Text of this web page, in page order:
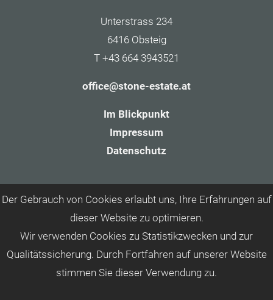
Der Gebrauch von Cookies erlaubt uns, Ihre Erfahrungen auf
dieser Website zu optimieren.
Wir verwenden Cookies zu Statistikzwecken und zur
Qualitätssicherung. Durch Fortfahren auf unserer Website
stimmen Sie dieser Verwendung zu.
Unterstrass 234
6416 Obsteig
T +43 664 3943521
office@stone-estate.at
Im Blickpunkt
Impressum
Datenschutz